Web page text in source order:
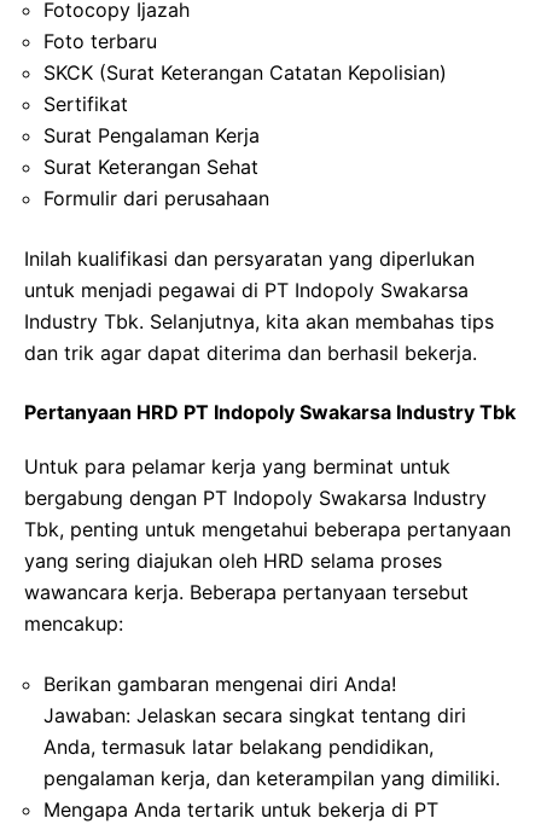
Fotocopy Ijazah
Foto terbaru
SKCK (Surat Keterangan Catatan Kepolisian)
Sertifikat
Surat Pengalaman Kerja
Surat Keterangan Sehat
Formulir dari perusahaan
Inilah kualifikasi dan persyaratan yang diperlukan
untuk menjadi pegawai di PT Indopoly Swakarsa
Industry Tbk. Selanjutnya, kita akan membahas tips
dan trik agar dapat diterima dan berhasil bekerja.
Pertanyaan HRD PT Indopoly Swakarsa Industry Tbk
Untuk para pelamar kerja yang berminat untuk
bergabung dengan PT Indopoly Swakarsa Industry
Tbk, penting untuk mengetahui beberapa pertanyaan
yang sering diajukan oleh HRD selama proses
wawancara kerja. Beberapa pertanyaan tersebut
mencakup:
Berikan gambaran mengenai diri Anda!
Jawaban: Jelaskan secara singkat tentang diri
Anda, termasuk latar belakang pendidikan,
pengalaman kerja, dan keterampilan yang dimiliki.
Mengapa Anda tertarik untuk bekerja di PT